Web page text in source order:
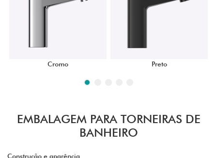
Cromo Preto
EMBALAGEM PARA TORNEIRAS DE
BANHEIRO
Construção e aparência